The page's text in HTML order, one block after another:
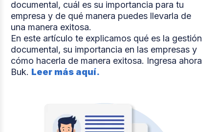
documental, cuál es su importancia para tu
empresa y de qué manera puedes llevarla de
una manera exitosa.
En este artículo te explicamos qué es la gestión
documental, su importancia en las empresas y
cómo hacerla de manera exitosa. Ingresa ahora
Buk. Leer más aquí.